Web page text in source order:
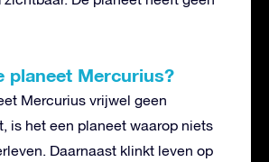
planeet Mercurius?
Mercurius vrijwel geen
is het een planeet waarop niets
Daarnaast klinkt leven op